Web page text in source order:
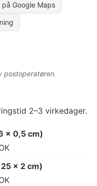
på Google Maps
postoperatøren.
2–3 virkedager.
× 0,5 cm)
× 2 cm)